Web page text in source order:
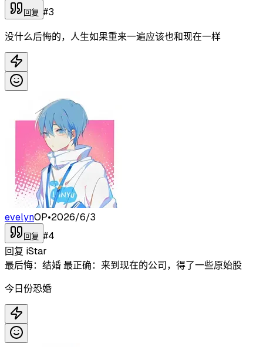
回复 #3
没什么后悔的，人生如果重来一遍应该也和现在一样
evelynOP•2026/6/3
回复 #4
回复 iStar
最后悔：结婚 最正确：来到现在的公司，得了一些原始股
今日份恐婚